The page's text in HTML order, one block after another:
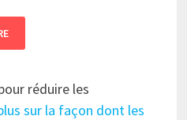
réduire les
sur la façon dont les